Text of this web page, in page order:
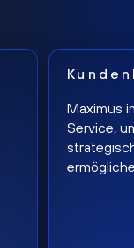
Maximus
Service,